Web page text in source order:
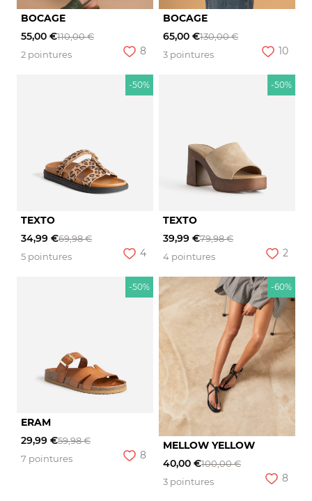
BOCAGE
55,00 €110,00 €
2 pointures
8
BOCAGE
65,00 €130,00 €
3 pointures
10
-50%
TEXTO
34,99 €69,98 €
5 pointures
4
-50%
TEXTO
39,99 €79,98 €
4 pointures
2
-50%
ERAM
29,99 €59,98 €
7 pointures
8
-60%
MELLOW YELLOW
40,00 €100,00 €
3 pointures
8